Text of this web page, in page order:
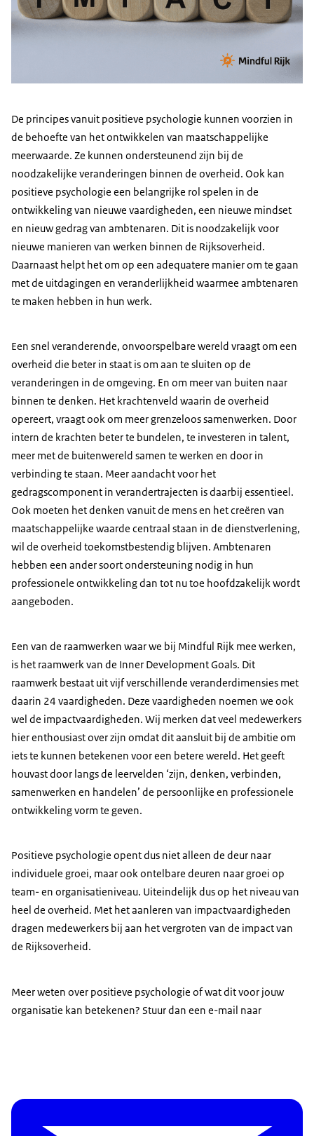
De principes vanuit positieve psychologie kunnen voorzien in
de behoefte van het ontwikkelen van maatschappelijke
meerwaarde. Ze kunnen ondersteunend zijn bij de
noodzakelijke veranderingen binnen de overheid. Ook kan
positieve psychologie een belangrijke rol spelen in de
ontwikkeling van nieuwe vaardigheden, een nieuwe mindset
en nieuw gedrag van ambtenaren. Dit is noodzakelijk voor
nieuwe manieren van werken binnen de Rijksoverheid.
Daarnaast helpt het om op een adequatere manier om te gaan
met de uitdagingen en veranderlijkheid waarmee ambtenaren
te maken hebben in hun werk.
Een snel veranderende, onvoorspelbare wereld vraagt om een
overheid die beter in staat is om aan te sluiten op de
veranderingen in de omgeving. En om meer van buiten naar
binnen te denken. Het krachtenveld waarin de overheid
opereert, vraagt ook om meer grenzeloos samenwerken. Door
intern de krachten beter te bundelen, te investeren in talent,
meer met de buitenwereld samen te werken en door in
verbinding te staan. Meer aandacht voor het
gedragscomponent in verandertrajecten is daarbij essentieel.
Ook moeten het denken vanuit de mens en het creëren van
maatschappelijke waarde centraal staan in de dienstverlening,
wil de overheid toekomstbestendig blijven. Ambtenaren
hebben een ander soort ondersteuning nodig in hun
professionele ontwikkeling dan tot nu toe hoofdzakelijk wordt
aangeboden.
Een van de raamwerken waar we bij Mindful Rijk mee werken,
is het raamwerk van de Inner Development Goals. Dit
raamwerk bestaat uit vijf verschillende veranderdimensies met
daarin 24 vaardigheden. Deze vaardigheden noemen we ook
wel de impactvaardigheden. Wij merken dat veel medewerkers
hier enthousiast over zijn omdat dit aansluit bij de ambitie om
iets te kunnen betekenen voor een betere wereld. Het geeft
houvast door langs de leervelden ‘zijn, denken, verbinden,
samenwerken en handelen’ de persoonlijke en professionele
ontwikkeling vorm te geven.
Positieve psychologie opent dus niet alleen de deur naar
individuele groei, maar ook ontelbare deuren naar groei op
team- en organisatieniveau. Uiteindelijk dus op het niveau van
heel de overheid. Met het aanleren van impactvaardigheden
dragen medewerkers bij aan het vergroten van de impact van
de Rijksoverheid.
Meer weten over positieve psychologie of wat dit voor jouw
organisatie kan betekenen? Stuur dan een e-mail naar